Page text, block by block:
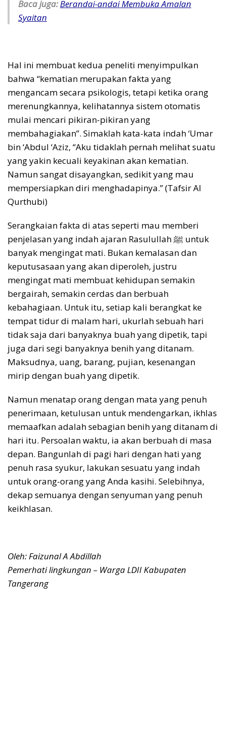
Baca juga: Berandai-andai Membuka Amalan
Syaitan
Hal ini membuat kedua peneliti menyimpulkan
bahwa “kematian merupakan fakta yang
mengancam secara psikologis, tetapi ketika orang
merenungkannya, kelihatannya sistem otomatis
mulai mencari pikiran-pikiran yang
membahagiakan”. Simaklah kata-kata indah ‘Umar
bin ‘Abdul ‘Aziz, “Aku tidaklah pernah melihat suatu
yang yakin kecuali keyakinan akan kematian.
Namun sangat disayangkan, sedikit yang mau
mempersiapkan diri menghadapinya.” (Tafsir Al
Qurthubi)
Serangkaian fakta di atas seperti mau memberi
penjelasan yang indah ajaran Rasulullah ﷺ untuk
banyak mengingat mati. Bukan kemalasan dan
keputusasaan yang akan diperoleh, justru
mengingat mati membuat kehidupan semakin
bergairah, semakin cerdas dan berbuah
kebahagiaan. Untuk itu, setiap kali berangkat ke
tempat tidur di malam hari, ukurlah sebuah hari
tidak saja dari banyaknya buah yang dipetik, tapi
juga dari segi banyaknya benih yang ditanam.
Maksudnya, uang, barang, pujian, kesenangan
mirip dengan buah yang dipetik.
Namun menatap orang dengan mata yang penuh
penerimaan, ketulusan untuk mendengarkan, ikhlas
memaafkan adalah sebagian benih yang ditanam di
hari itu. Persoalan waktu, ia akan berbuah di masa
depan. Bangunlah di pagi hari dengan hati yang
penuh rasa syukur, lakukan sesuatu yang indah
untuk orang-orang yang Anda kasihi. Selebihnya,
dekap semuanya dengan senyuman yang penuh
keikhlasan.
Oleh: Faizunal A Abdillah
Pemerhati lingkungan – Warga LDII Kabupaten
Tangerang